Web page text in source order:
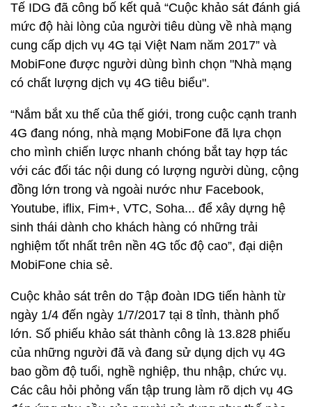
Tế IDG đã công bố kết quả “Cuộc khảo sát đánh giá
mức độ hài lòng của người tiêu dùng về nhà mạng
cung cấp dịch vụ 4G tại Việt Nam năm 2017” và
MobiFone được người dùng bình chọn "Nhà mạng
có chất lượng dịch vụ 4G tiêu biểu".
“Nắm bắt xu thế của thế giới, trong cuộc cạnh tranh
4G đang nóng, nhà mạng MobiFone đã lựa chọn
cho mình chiến lược nhanh chóng bắt tay hợp tác
với các đối tác nội dung có lượng người dùng, cộng
đồng lớn trong và ngoài nước như Facebook,
Youtube, iflix, Fim+, VTC, Soha... để xây dựng hệ
sinh thái dành cho khách hàng có những trải
nghiệm tốt nhất trên nền 4G tốc độ cao”, đại diện
MobiFone chia sẻ.
Cuộc khảo sát trên do Tập đoàn IDG tiến hành từ
ngày 1/4 đến ngày 1/7/2017 tại 8 tỉnh, thành phố
lớn. Số phiếu khảo sát thành công là 13.828 phiếu
của những người đã và đang sử dụng dịch vụ 4G
bao gồm độ tuổi, nghề nghiệp, thu nhập, chức vụ.
Các câu hỏi phỏng vấn tập trung làm rõ dịch vụ 4G